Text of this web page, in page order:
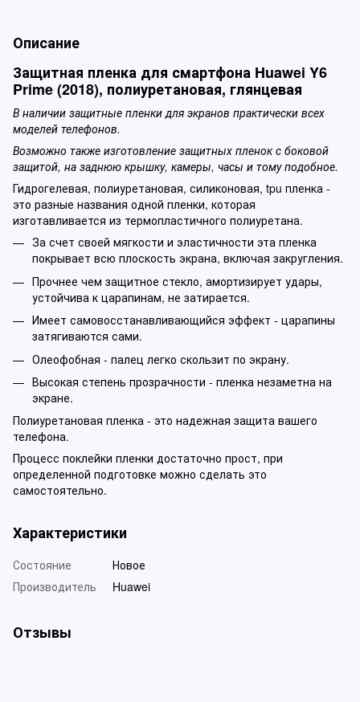
Описание
Защитная пленка для смартфона Huawei Y6
Prime (2018), полиуретановая, глянцевая
В наличии защитные пленки для экранов практически всех
моделей телефонов.
Возможно также изготовление защитных пленок с боковой
защитой, на заднюю крышку, камеры, часы и тому подобное.
Гидрогелевая, полиуретановая, силиконовая, tpu пленка -
это разные названия одной пленки, которая
изготавливается из термопластичного полиуретана.
За счет своей мягкости и эластичности эта пленка
покрывает всю плоскость экрана, включая закругления.
Прочнее чем защитное стекло, амортизирует удары,
устойчива к царапинам, не затирается.
Имеет самовосстанавливающийся эффект - царапины
затягиваются сами.
Олеофобная - палец легко скользит по экрану.
Высокая степень прозрачности - пленка незаметна на
экране.
Полиуретановая пленка - это надежная защита вашего
телефона.
Процесс поклейки пленки достаточно прост, при
определенной подготовке можно сделать это
самостоятельно.
Характеристики
Состояние
Новое
Производитель
Huawei
Отзывы